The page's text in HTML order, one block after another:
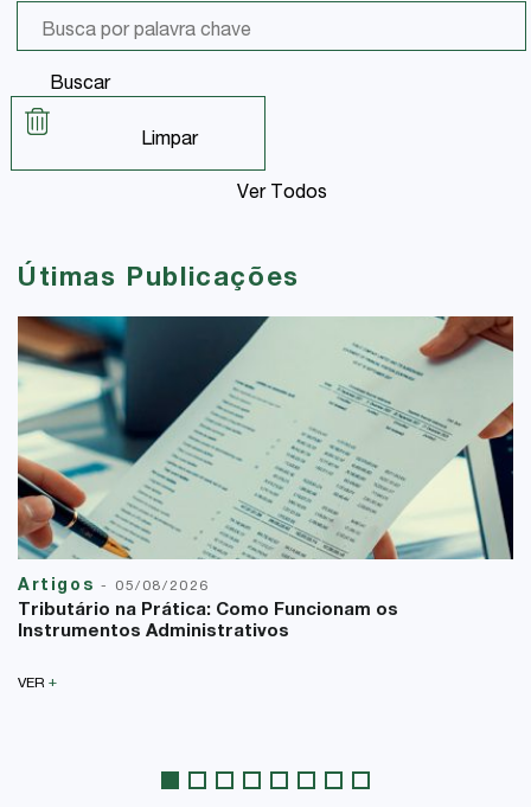
Buscar
Limpar
Ver Todos
Útimas Publicações
Artigos - 05/08/2026
Tributário na Prática: Como Funcionam os
Instrumentos Administrativos
VER +